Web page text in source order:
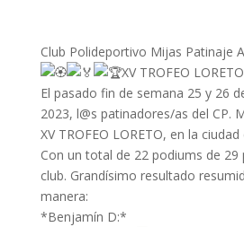
Club Polideportivo Mijas Patinaje
XV TROFEO LORETO
El pasado fin de semana 25 y 26
2023, l@s patinadores/as del CP.
XV TROFEO LORETO, en la ciudad
Con un total de 22 podiums de 29
club. Grandísimo resultado
manera:
*Benjamín D:*